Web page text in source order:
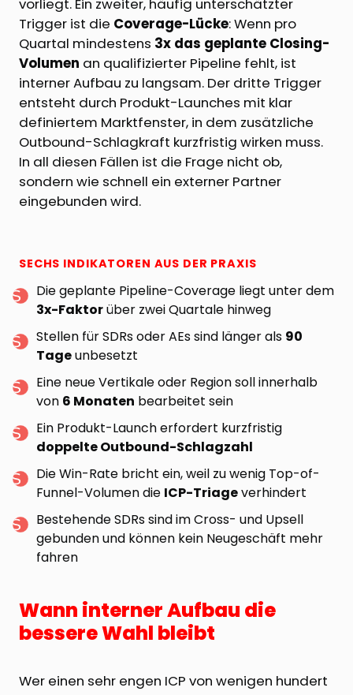
vorliegt. Ein zweiter, häufig unterschätzter
Trigger ist die Coverage-Lücke: Wenn pro
Quartal mindestens 3x das geplante Closing-
Volumen an qualifizierter Pipeline fehlt, ist
interner Aufbau zu langsam. Der dritte Trigger
entsteht durch Produkt-Launches mit klar
definiertem Marktfenster, in dem zusätzliche
Outbound-Schlagkraft kurzfristig wirken muss.
In all diesen Fällen ist die Frage nicht ob,
sondern wie schnell ein externer Partner
eingebunden wird.
SECHS INDIKATOREN AUS DER PRAXIS
Die geplante Pipeline-Coverage liegt unter dem
3x-Faktorüber zwei Quartale hinweg
Stellen für SDRs oder AEs sind länger als 90
Tageunbesetzt
Eine neue Vertikale oder Region soll innerhalb
von 6 Monaten bearbeitet sein
Ein Produkt-Launch erfordert kurzfristig
doppelte Outbound-Schlagzahl
Die Win-Rate bricht ein, weil zu wenig Top-of-
Funnel-Volumen die ICP-Triageverhindert
Bestehende SDRs sind im Cross- und Upsell
gebunden und können kein Neugeschäft mehr
fahren
Wann interner Aufbau die
bessere Wahl bleibt
Wer einen sehr engen ICP von wenigen hundert